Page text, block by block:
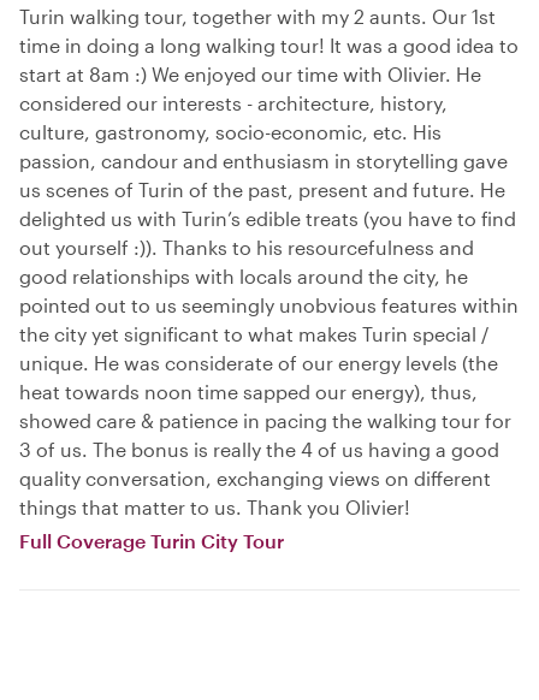
Turin walking tour, together with my 2 aunts. Our 1st
time in doing a long walking tour! It was a good idea to
start at 8am :) We enjoyed our time with Olivier. He
considered our interests - architecture, history,
culture, gastronomy, socio-economic, etc. His
passion, candour and enthusiasm in storytelling gave
us scenes of Turin of the past, present and future. He
delighted us with Turin’s edible treats (you have to find
out yourself :)). Thanks to his resourcefulness and
good relationships with locals around the city, he
pointed out to us seemingly unobvious features within
the city yet significant to what makes Turin special /
unique. He was considerate of our energy levels (the
heat towards noon time sapped our energy), thus,
showed care & patience in pacing the walking tour for
3 of us. The bonus is really the 4 of us having a good
quality conversation, exchanging views on different
things that matter to us. Thank you Olivier!
Full Coverage Turin City Tour